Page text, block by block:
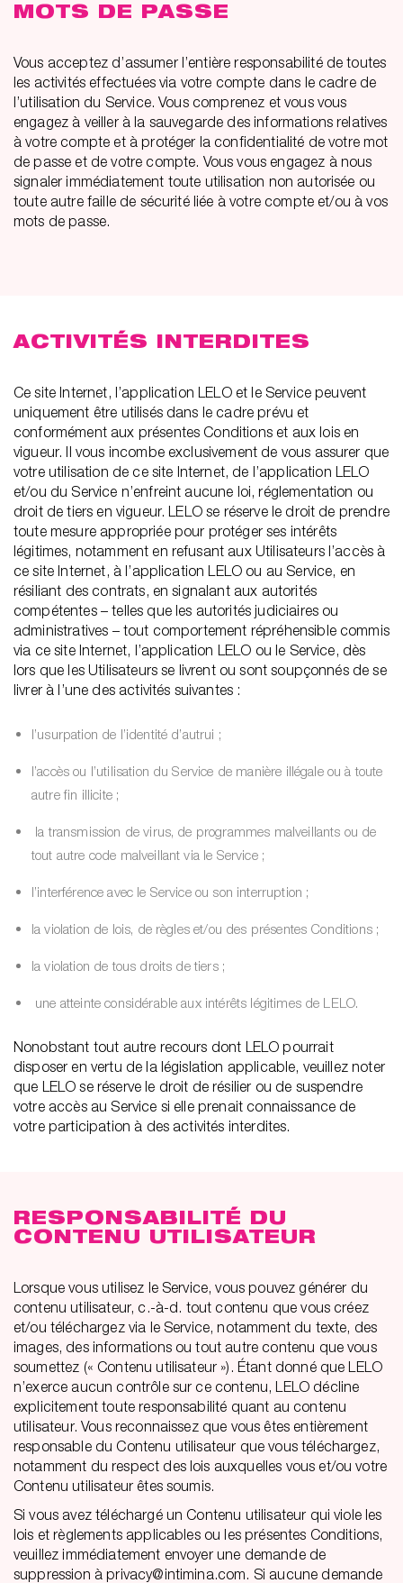
MOTS DE PASSE
Vous acceptez d’assumer l’entière responsabilité de toutes
les activités effectuées via votre compte dans le cadre de
l’utilisation du Service. Vous comprenez et vous vous
engagez à veiller à la sauvegarde des informations relatives
à votre compte et à protéger la confidentialité de votre mot
de passe et de votre compte. Vous vous engagez à nous
signaler immédiatement toute utilisation non autorisée ou
toute autre faille de sécurité liée à votre compte et/ou à vos
mots de passe.
ACTIVITÉS INTERDITES
Ce site Internet, l’application LELO et le Service peuvent
uniquement être utilisés dans le cadre prévu et
conformément aux présentes Conditions et aux lois en
vigueur. Il vous incombe exclusivement de vous assurer que
votre utilisation de ce site Internet, de l’application LELO
et/ou du Service n’enfreint aucune loi, réglementation ou
droit de tiers en vigueur. LELO se réserve le droit de prendre
toute mesure appropriée pour protéger ses intérêts
légitimes, notamment en refusant aux Utilisateurs l’accès à
ce site Internet, à l’application LELO ou au Service, en
résiliant des contrats, en signalant aux autorités
compétentes – telles que les autorités judiciaires ou
administratives – tout comportement répréhensible commis
via ce site Internet, l’application LELO ou le Service, dès
lors que les Utilisateurs se livrent ou sont soupçonnés de se
livrer à l’une des activités suivantes :
l’usurpation de l’identité d’autrui ;
l’accès ou l’utilisation du Service de manière illégale ou à toute
autre fin illicite ;
la transmission de virus, de programmes malveillants ou de
tout autre code malveillant via le Service ;
l’interférence avec le Service ou son interruption ;
la violation de lois, de règles et/ou des présentes Conditions ;
la violation de tous droits de tiers ;
une atteinte considérable aux intérêts légitimes de LELO.
Nonobstant tout autre recours dont LELO pourrait
disposer en vertu de la législation applicable, veuillez noter
que LELO se réserve le droit de résilier ou de suspendre
votre accès au Service si elle prenait connaissance de
votre participation à des activités interdites.
RESPONSABILITÉ DU
CONTENU UTILISATEUR
Lorsque vous utilisez le Service, vous pouvez générer du
contenu utilisateur, c.-à-d. tout contenu que vous créez
et/ou téléchargez via le Service, notamment du texte, des
images, des informations ou tout autre contenu que vous
soumettez (« Contenu utilisateur »). Étant donné que LELO
n’exerce aucun contrôle sur ce contenu, LELO décline
explicitement toute responsabilité quant au contenu
utilisateur. Vous reconnaissez que vous êtes entièrement
responsable du Contenu utilisateur que vous téléchargez,
notamment du respect des lois auxquelles vous et/ou votre
Contenu utilisateur êtes soumis.
Si vous avez téléchargé un Contenu utilisateur qui viole les
lois et règlements applicables ou les présentes Conditions,
veuillez immédiatement envoyer une demande de
suppression à privacy@intimina.com. Si aucune demande